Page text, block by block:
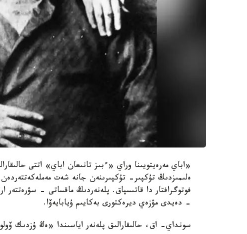
«اباي مەرەيتويىنا وراي «ءبىز تانىعان اباي» اتتى
فوتوگرافتار دا قاتىسپاق. پلەنەردىڭ ماقساتى - سۋرەتتەر
- دەيدى مۋزەي ديرەكتورى بەكايىم ۇيابايەۆا.
سونداي- اق، حالىقارالىق پلەنەر اياسىندا «ەڭ ۇزدىك